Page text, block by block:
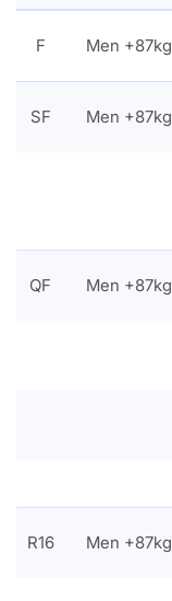
F Men +87kg
SF Men +87kg
QF Men +87kg
R16 Men +87kg